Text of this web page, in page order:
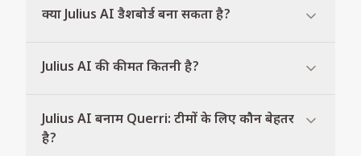
क्या Julius AI डैशबोर्ड बना सकता है?
Julius AI की कीमत कितनी है?
Julius AI बनाम Querri: टीमों के लिए कौन बेहतर
है?